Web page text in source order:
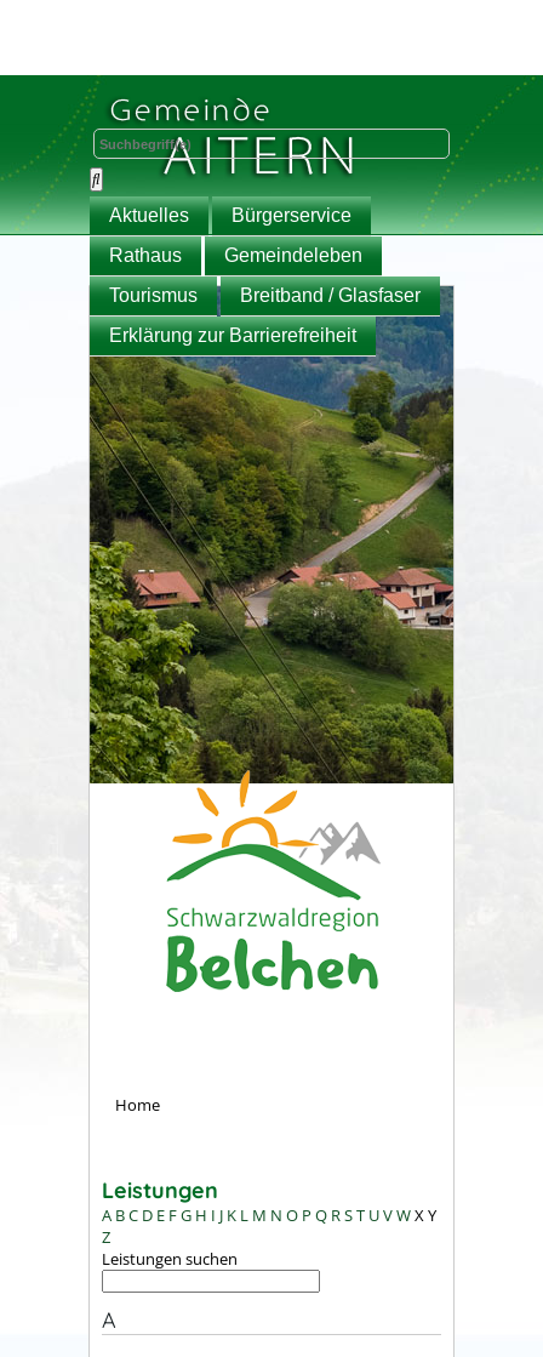
Aktuelles
Bürgerservice
Rathaus
Gemeindeleben
Tourismus
Breitband / Glasfaser
Erklärung zur Barrierefreiheit
Home
Leistungen
A BC D E FG H I J K L M N O P Q RST UVWXY
Z
Leistungen suchen
A